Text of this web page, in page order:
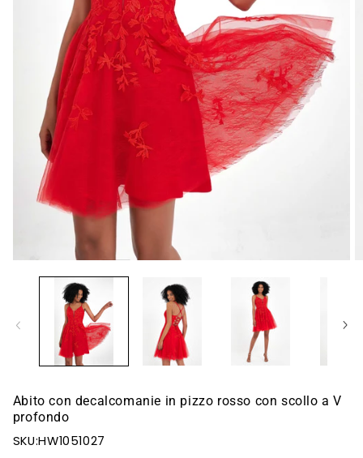
Abito con decalcomanie in pizzo rosso con scollo a V
profondo
SKU:HW1051027